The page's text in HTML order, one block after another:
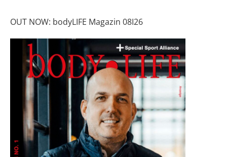
OUT NOW: bodyLIFE Magazin 08I26